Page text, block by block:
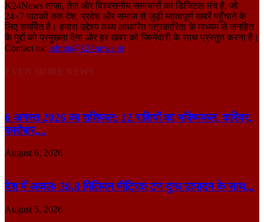
K24News ताज़ा, तेज़ और विश्वसनीय समाचारों का डिजिटल मंच है, जो
24×7 पाठकों तक देश, प्रदेश और समाज से जुड़ी महत्वपूर्ण खबरें पहुँचाने के
लिए समर्पित है। हमारा उद्देश्य तथ्य आधारित पत्रकारिता के माध्यम से जनहित
के मुद्दों को प्रमुखता देना और हर खबर को जिम्मेदारी के साथ प्रस्तुत करना है।
Contact us: admin@k24news.in
6 अगस्त 2026 का राशिफल: 12 राशियों का भविष्यफल, करियर,
कारोबार,...
August 6, 2026
देश में अव्वलः 38.8 मिलियन मीट्रिक टन दुग्ध उत्पादन के साथ...
August 5, 2026